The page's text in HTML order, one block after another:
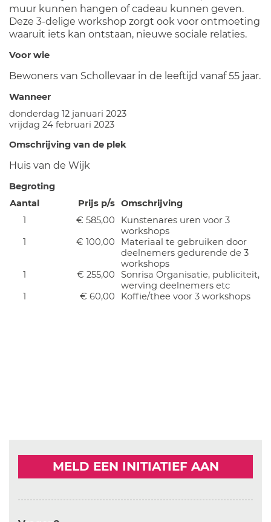
muur kunnen hangen of cadeau kunnen geven.
Deze 3-delige workshop zorgt ook voor ontmoeting
waaruit iets kan ontstaan, nieuwe sociale relaties.
Voor wie
Bewoners van Schollevaar in de leeftijd vanaf 55 jaar.
Wanneer
donderdag 12 januari 2023
vrijdag 24 februari 2023
Omschrijving van de plek
Huis van de Wijk
Begroting
Aantal
Prijs p/s Omschrijving
1
€ 585,00
Kunstenares uren voor 3
workshops
1
€ 100,00
Materiaal te gebruiken door
deelnemers gedurende de 3
workshops
1
€ 255,00
Sonrisa Organisatie, publiciteit,
werving deelnemers etc
1
€ 60,00 Koffie/thee voor 3 workshops
MELD EEN INITIATIEF AAN